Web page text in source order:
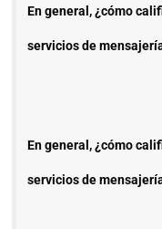
En general, ¿cómo
servicios de
En general, ¿cómo
servicios de